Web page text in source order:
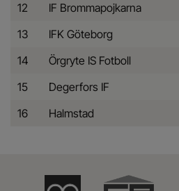
12
IF Brommapojkarna
13
IFK Göteborg
14
Örgryte IS Fotboll
15
Degerfors IF
16
Halmstad